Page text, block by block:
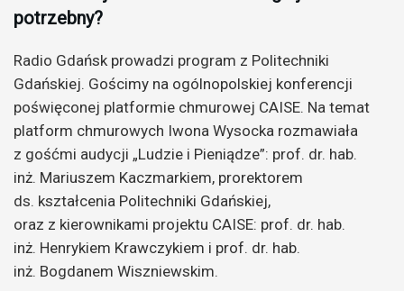
potrzebny?
Radio Gdańsk prowadzi program z Politechniki
Gdańskiej. Gościmy na ogólnopolskiej konferencji
poświęconej platformie chmurowej CAISE. Na temat
platform chmurowych Iwona Wysocka rozmawiała
z gośćmi audycji „Ludzie i Pieniądze”: prof. dr. hab.
inż. Mariuszem Kaczmarkiem, prorektorem
ds. kształcenia Politechniki Gdańskiej,
oraz z kierownikami projektu CAISE: prof. dr. hab.
inż. Henrykiem Krawczykiem i prof. dr. hab.
inż. Bogdanem Wiszniewskim.